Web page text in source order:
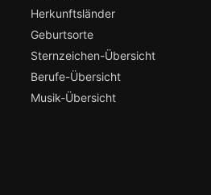
Herkunftsländer
Geburtsorte
Sternzeichen-Übersicht
Berufe-Übersicht
Musik-Übersicht